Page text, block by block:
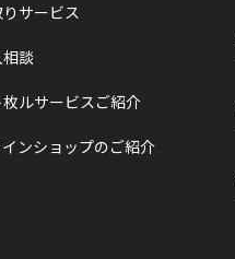
サービス
談
枚ルサービスご紹介
ンショップのご紹介